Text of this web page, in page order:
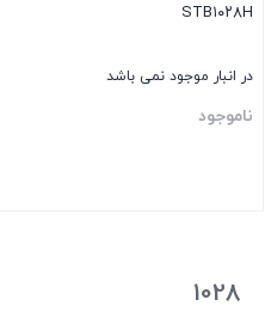
STB۱۰۲۸H
در انبار موجود نمی باشد
ناموجود
1028